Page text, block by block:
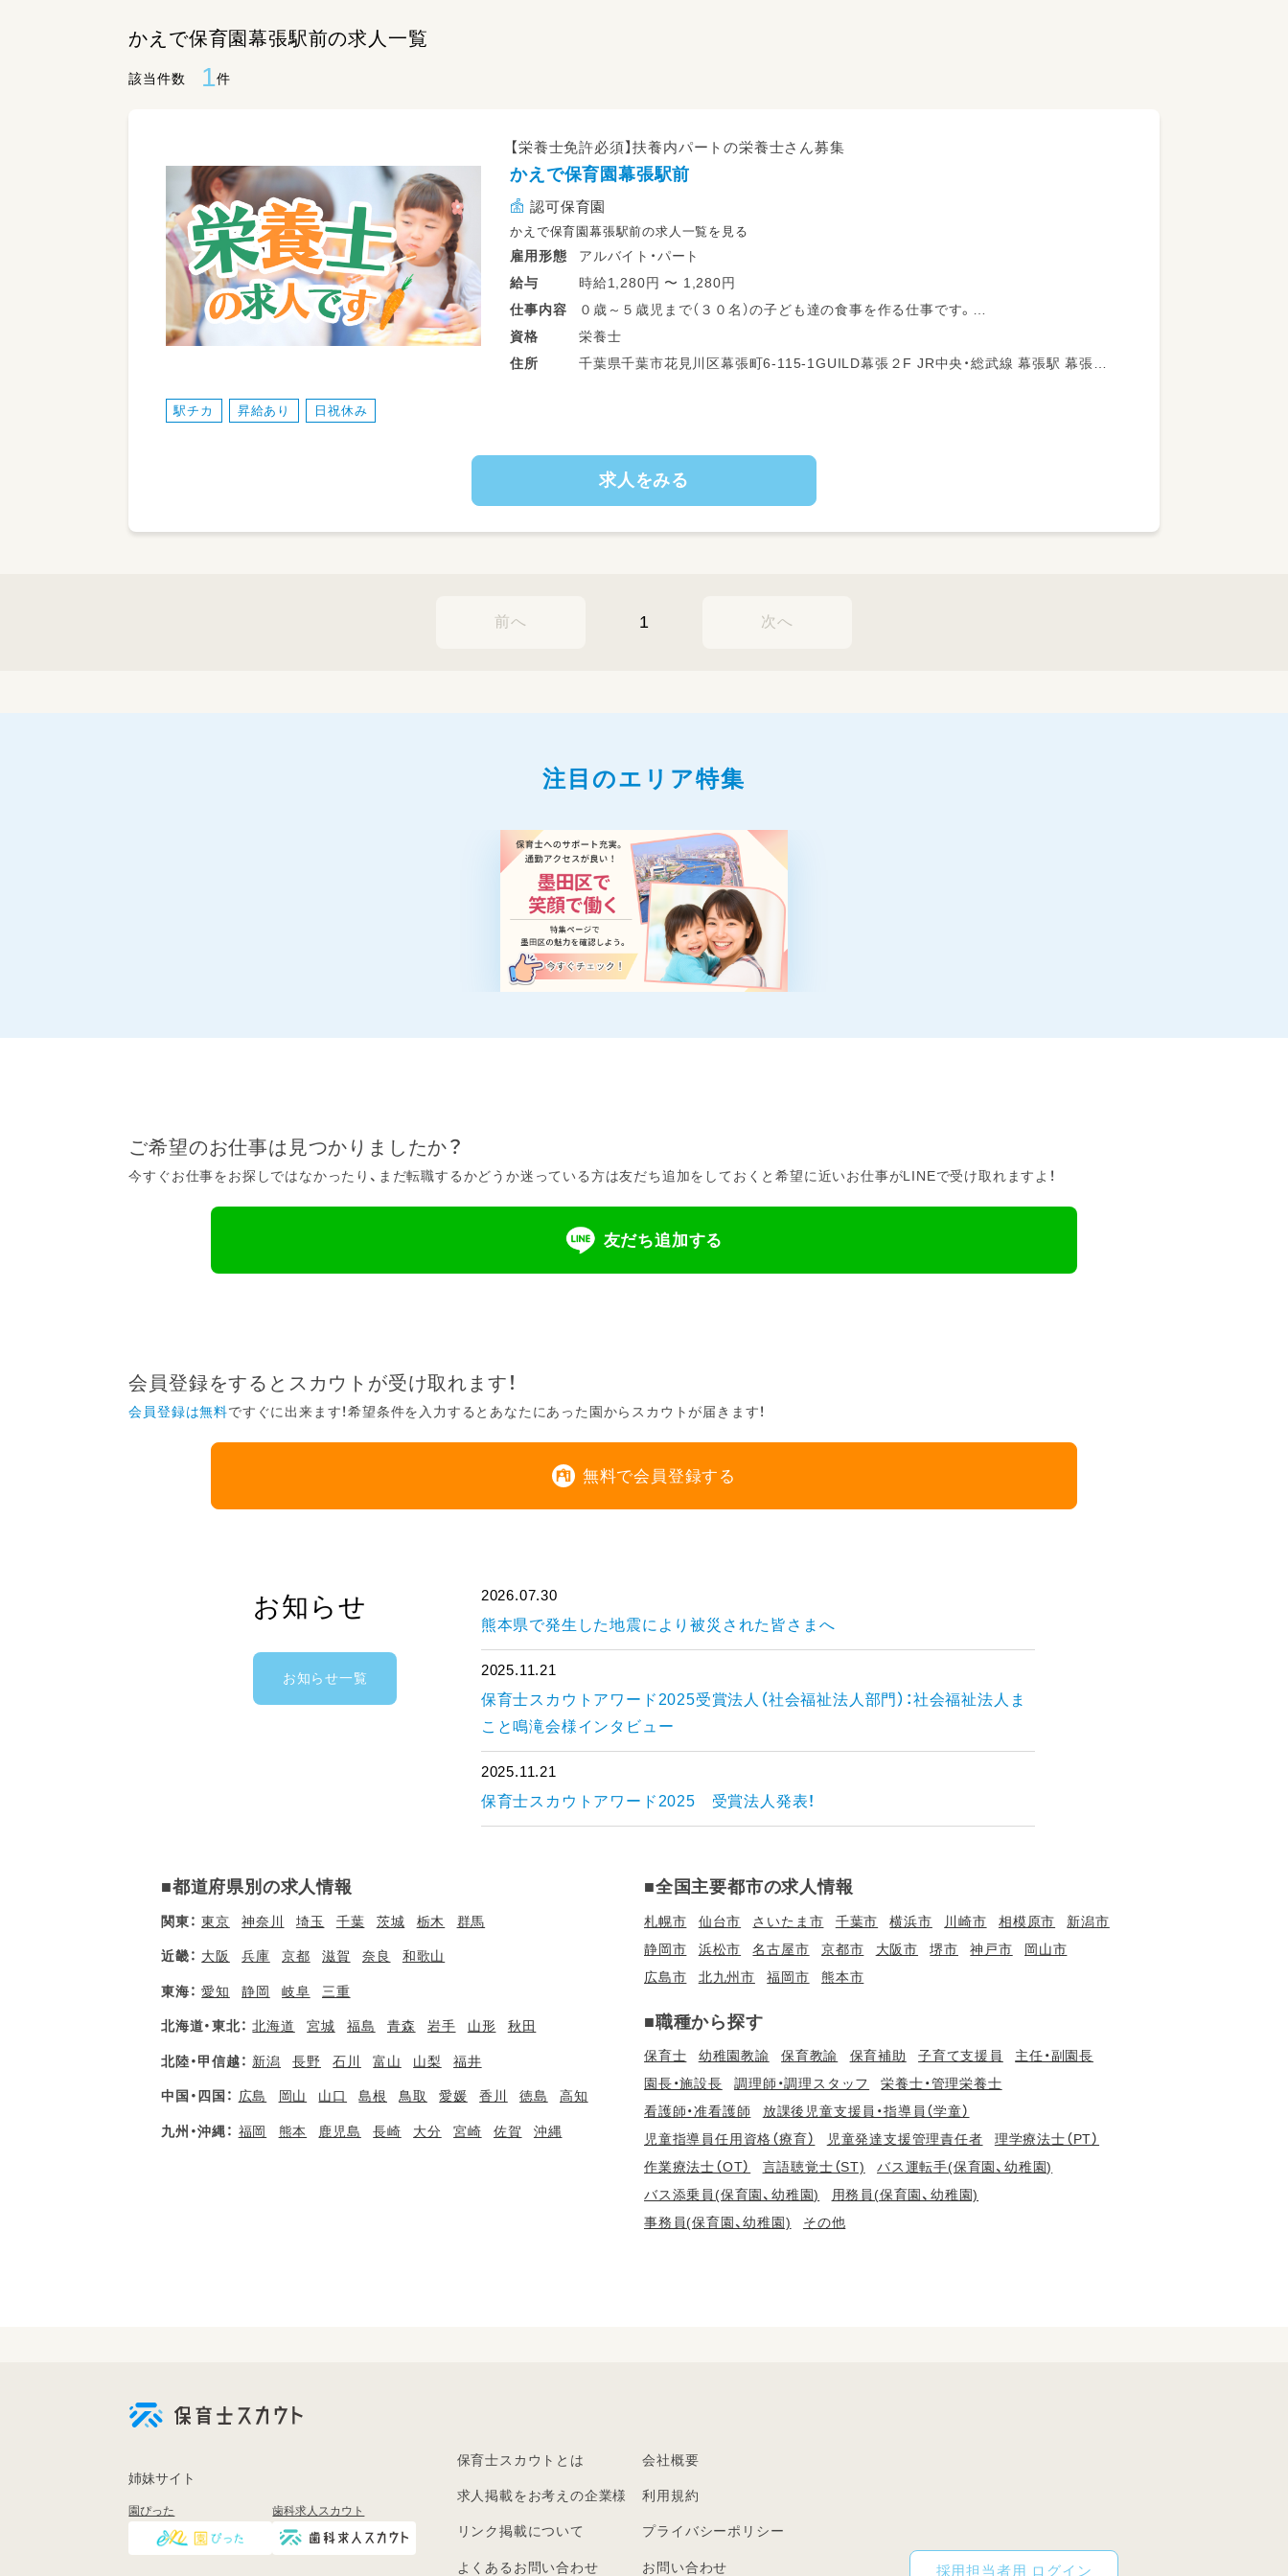
かえで保育園幕張駅前の求人一覧
該当件数 1件
【栄養士免許必須】扶養内パートの栄養士さん募集
かえで保育園幕張駅前
認可保育園
かえで保育園幕張駅前の求人一覧を見る
雇用形態
アルバイト・パート
給与
時給1,280円 〜 1,280円
仕事内容
０歳～５歳児まで（３０名）の子ども達の食事を作る仕事です。
献立の作成（千葉市のメニューで、らくらく献立）
材料の発注（業者は１社です）
資格
栄養士
住所
千葉県千葉市花見川区幕張町6-115-1GUILD幕張２F JR中央・総武線 幕張駅 幕張駅
駅チカ 昇給あり 日祝休み
求人をみる
前へ 1 次へ
注目のエリア特集
ご希望のお仕事は見つかりましたか？
今すぐお仕事をお探しではなかったり、まだ転職するかどうか迷っている方は友だち追加をしておくと希望に近いお仕事がLINEで受け取れますよ！
友だち追加する
会員登録をするとスカウトが受け取れます！
会員登録は無料ですぐに出来ます！希望条件を入力するとあなたにあった園からスカウトが届きます！
無料で会員登録する
お知らせ
お知らせ一覧
2026.07.30
熊本県で発生した地震により被災された皆さまへ
2025.11.21
保育士スカウトアワード2025受賞法人（社会福祉法人部門）：社会福祉法人ま
こと鳴滝会様インタビュー
2025.11.21
保育士スカウトアワード2025 受賞法人発表！
■都道府県別の求人情報
関東： 東京 神奈川 埼玉 千葉 茨城 栃木 群馬
近畿： 大阪 兵庫 京都 滋賀 奈良 和歌山
東海： 愛知 静岡 岐阜 三重
北海道・東北： 北海道 宮城 福島 青森 岩手 山形 秋田
北陸・甲信越： 新潟 長野 石川 富山 山梨 福井
中国・四国： 広島 岡山 山口 島根 鳥取 愛媛 香川 徳島 高知
九州・沖縄： 福岡 熊本 鹿児島 長崎 大分 宮崎 佐賀 沖縄
■全国主要都市の求人情報
札幌市 仙台市 さいたま市 千葉市 横浜市 川崎市 相模原市
新潟市
静岡市
浜松市 名古屋市 京都市 大阪市 堺市 神戸市
岡山市
広島市
北九州市 福岡市 熊本市
■職種から探す
保育士 幼稚園教諭 保育教諭 保育補助 子育て支援員
主任・副園長
園長・施設長
調理師・調理スタッフ
栄養士・管理栄養士
看護師・准看護師
放課後児童支援員・指導員（学童）
児童指導員任用資格（療育）
児童発達支援管理責任者
理学療法士（PT）
作業療法士（OT）
言語聴覚士（ST)
バス運転手(保育園、幼稚園)
バス添乗員(保育園、幼稚園)
用務員(保育園、幼稚園)
事務員(保育園、幼稚園)
その他
姉妹サイト
園ぴった 歯科求人スカウト
保育士スカウトとは 会社概要
求人掲載をお考えの企業様 利用規約
リンク掲載について プライバシーポリシー
よくあるお問い合わせ お問い合わせ 採用担当者用 ログイン